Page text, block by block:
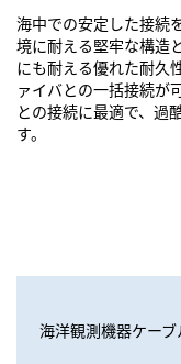
海中での安定した接続
境に耐える堅牢な構造
にも耐える優れた耐久
ァイバとの一括接続が
との接続に最適で、過
す。
海洋観測機器ケー